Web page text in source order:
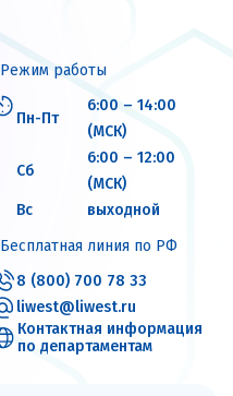
Режим работы
Пн-Пт
6:00 – 14:00
(МСК)
Сб
6:00 – 12:00
(МСК)
Вс
выходной
Бесплатная линия по РФ
8 (800) 700 78 33
liwest@liwest.ru
Контактная информация
по департаментам